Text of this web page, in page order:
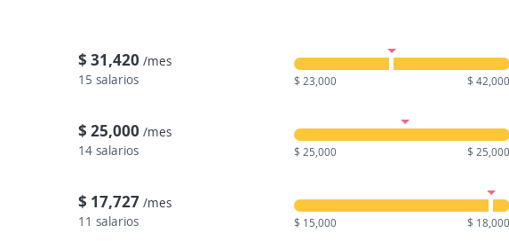
$ 31,420 /mes
15 salarios
$ 23,000 $ 42,000
$ 25,000 /mes
14 salarios
$ 25,000 $ 25,000
$ 17,727 /mes
11 salarios
$ 15,000 $ 18,000